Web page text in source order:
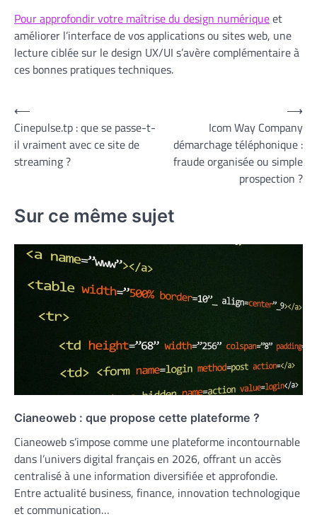
Pour approfondir votre maîtrise du design numériqueet
améliorer l’interface de vos applications ou sites web, une
lecture ciblée sur le design UX/UI s’avère complémentaire à
ces bonnes pratiques techniques.
Navigation
de
l’article
⟵
Cinepulse.tp : que se passe-t-
il vraiment avec ce site de
streaming ?
Icom Way Company
démarchage téléphonique :
fraude organisée ou simple
prospection ?
⟶
Sur ce même sujet
Cianeoweb : que propose cette plateforme ?
Cianeoweb s’impose comme une plateforme incontournable
dans l’univers digital français en 2026, offrant un accès
centralisé à une information diversifiée et approfondie.
Entre actualité business, finance, innovation technologique
et communication…